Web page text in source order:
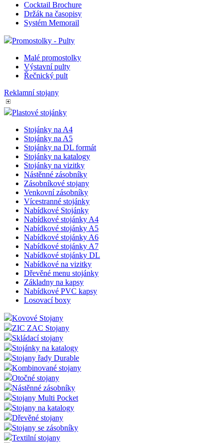
Cocktail Brochure
Držák na časopisy
Systém Memorail
Promostolky - Pulty
Malé promostolky
Výstavní pulty
Řečnický pult
Reklamní stojany
Plastové stojánky
Stojánky na A4
Stojánky na A5
Stojánky na DL formát
Stojánky na katalogy
Stojánky na vizitky
Nástěnné zásobníky
Zásobníkové stojany
Venkovní zásobníky
Vícestranné stojánky
Nabídkové Stojánky
Nabídkové stojánky A4
Nabídkové stojánky A5
Nabídkové stojánky A6
Nabídkové stojánky A7
Nabídkové stojánky DL
Nabídkové na vizitky
Dřevěné menu stojánky
Základny na kapsy
Nabídkové PVC kapsy
Losovací boxy
Kovové Stojany
ZIC ZAC Stojany
Skládací stojany
Stojánky na katalogy
Stojany řady Durable
Kombinované stojany
Otočné stojany
Nástěnné zásobníky
Stojany Multi Pocket
Stojany na katalogy
Dřevěné stojany
Stojany se zásobníky
Textilní stojany